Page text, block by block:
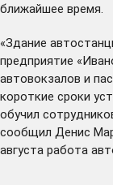
ближайшее время.
«Здание
предприятие
автовокзалов и
короткие сроки
обучил
сообщил Денис
августа работа